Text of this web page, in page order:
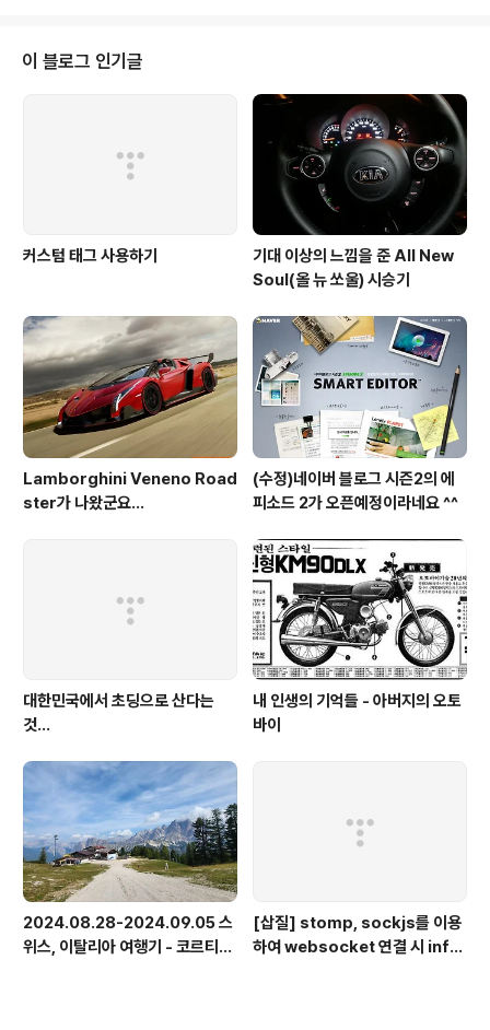
이 블로그 인기글
커스텀 태그 사용하기
기대 이상의 느낌을 준 All New
Soul(올 뉴 쏘울) 시승기
Lamborghini Veneno Road
ster가 나왔군요...
(수정)네이버 블로그 시즌2의 에
피소드 2가 오픈예정이라네요 ^^
대한민국에서 초딩으로 산다는
것...
내 인생의 기억들 - 아버지의 오토
바이
2024.08.28-2024.09.05 스
위스, 이탈리아 여행기 - 코르티나
[삽질] stomp, sockjs를 이용
하여 websocket 연결 시 info